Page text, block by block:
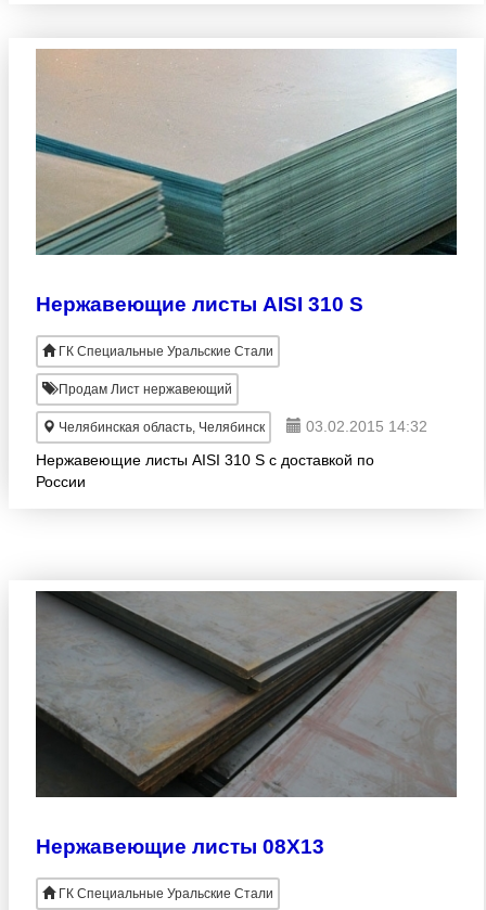
Нержавеющие листы AISI 310 S
ГК Специальные Уральские Стали
Продам Лист нержавеющий
Челябинская область, Челябинск
03.02.2015 14:32
Нержавеющие листы AISI 310 S с доставкой по
России
Нержавеющие листы 08Х13
ГК Специальные Уральские Стали